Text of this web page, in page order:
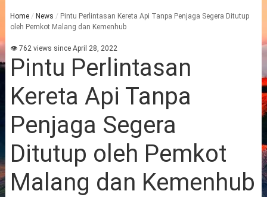
Home / News / Pintu Perlintasan Kereta Api Tanpa Penjaga Segera Ditutup
oleh Pemkot Malang dan Kemenhub
👁 762 views since April 28, 2022
Pintu Perlintasan
Kereta Api Tanpa
Penjaga Segera
Ditutup oleh Pemkot
Malang dan Kemenhub